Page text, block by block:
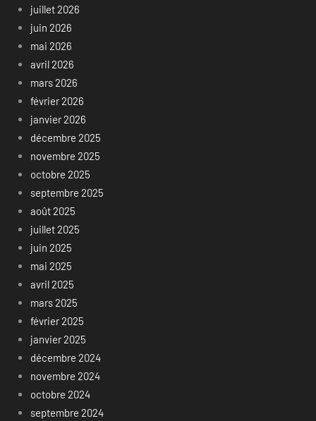
juillet 2026
juin 2026
mai 2026
avril 2026
mars 2026
février 2026
janvier 2026
décembre 2025
novembre 2025
octobre 2025
septembre 2025
août 2025
juillet 2025
juin 2025
mai 2025
avril 2025
mars 2025
février 2025
janvier 2025
décembre 2024
novembre 2024
octobre 2024
septembre 2024